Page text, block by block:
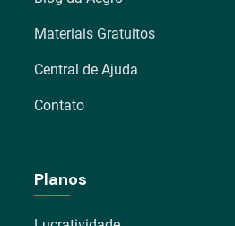
Materiais Gratuitos
Central de Ajuda
Contato
Planos